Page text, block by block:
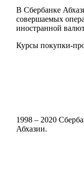
В Сбербанке
совершаемых
иностранной
Курсы покупки-
1998 – 2020
Абхазии.